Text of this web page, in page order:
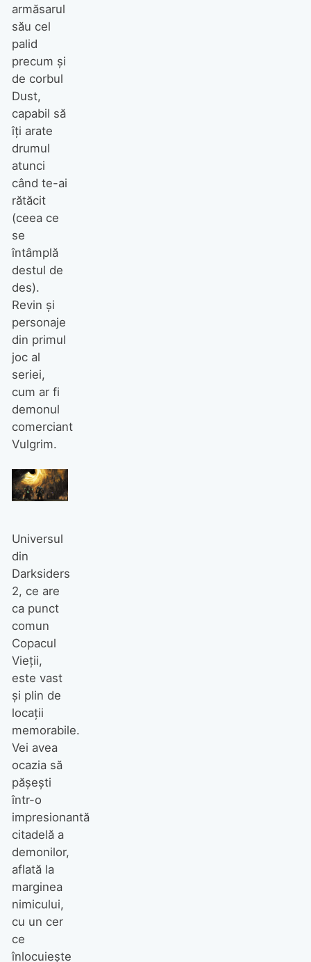
armăsarul
său cel
palid
precum și
de corbul
Dust,
capabil să
îți arate
drumul
atunci
când te-ai
rătăcit
(ceea ce
se
întâmplă
destul de
des).
Revin și
personaje
din primul
joc al
seriei,
cum ar fi
demonul
comerciant
Vulgrim.
Universul
din
Darksiders
2, ce are
ca punct
comun
Copacul
Vieţii,
este vast
şi plin de
locaţii
memorabile.
Vei avea
ocazia să
păşeşti
într-o
impresionantă
citadelă a
demonilor,
aflată la
marginea
nimicului,
cu un cer
ce
înlocuieşte